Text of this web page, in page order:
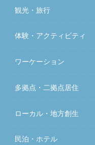
観光・旅行
体験・アクティビティ
ワーケーション
多拠点・二拠点居住
ローカル・地方創生
民泊・ホテル